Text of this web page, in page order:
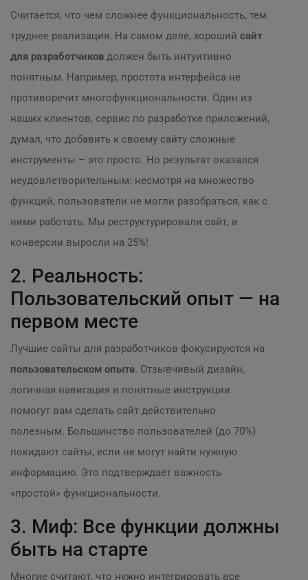
Считается, что чем сложнее функциональность, тем
труднее реализация. На самом деле, хороший сайт
для разработчиков должен быть интуитивно
понятным. Например, простота интерфейса не
противоречит многофункциональности. Один из
наших клиентов, сервис по разработке приложений,
думал, что добавить к своему сайту сложные
инструменты – это просто. Но результат оказался
неудовлетворительным: несмотря на множество
функций, пользователи не могли разобраться, как с
ними работать. Мы реструктурировали сайт, и
конверсии выросли на 25%!
2. Реальность:
Пользовательский опыт — на
первом месте
Лучшие сайты для разработчиков фокусируются на
пользовательском опыте. Отзывчивый дизайн,
логичная навигация и понятные инструкции
помогут вам сделать сайт действительно
полезным. Большинство пользователей (до 70%)
покидают сайты, если не могут найти нужную
информацию. Это подтверждает важность
«простой» функциональности.
3. Миф: Все функции должны
быть на старте
Многие считают, что нужно интегрировать все